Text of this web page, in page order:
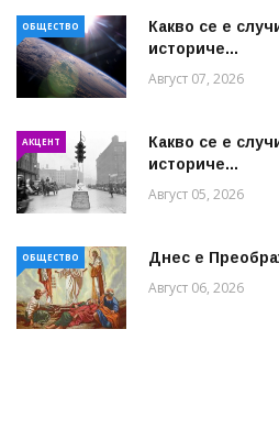
ОБЩЕСТВО
Какво се е
историче...
Август 07, 2026
АКЦЕНТ
Какво се е
историче...
Август 05, 2026
ОБЩЕСТВО Днес е
Август 06, 2026